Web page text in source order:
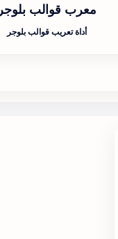
معرب قوالب بلوجر
أداة تعريب قوالب بلوجر